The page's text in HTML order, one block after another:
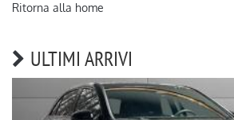
Ritorna alla home
ULTIMI ARRIVI